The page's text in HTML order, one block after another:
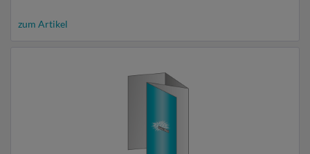
zum Artikel